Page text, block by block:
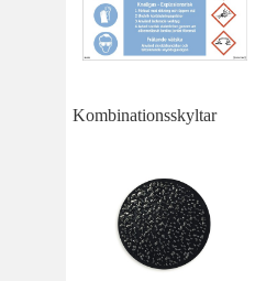
Kombinationsskyltar